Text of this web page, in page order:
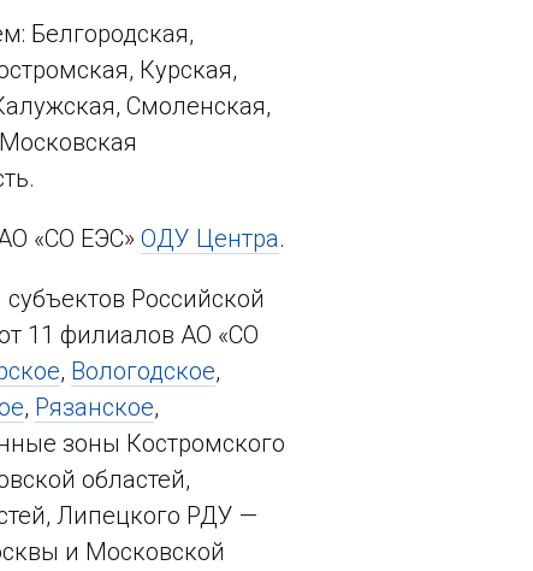
Белгородская,
Курская,
Смоленская,
«СО ЕЭС» ОДУ Центра.
Российской
11 филиалов АО «СО
, Вологодское,
, Рязанское,
зоны Костромского
областей,
Липецкого РДУ —
и Московской